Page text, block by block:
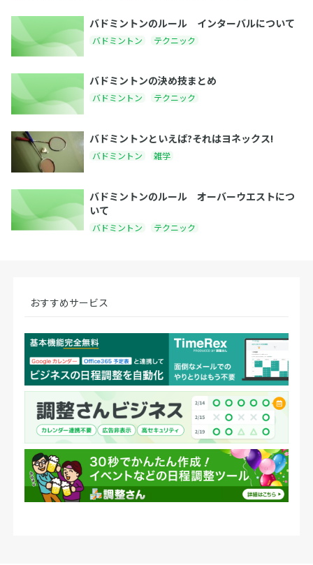
バドミントンのルール インターバルについて
バドミントン テクニック
バドミントンの決め技まとめ
バドミントン テクニック
バドミントンといえば?それはヨネックス!
バドミントン 雑学
バドミントンのルール オーバーウエストにつ
いて
バドミントン テクニック
おすすめサービス